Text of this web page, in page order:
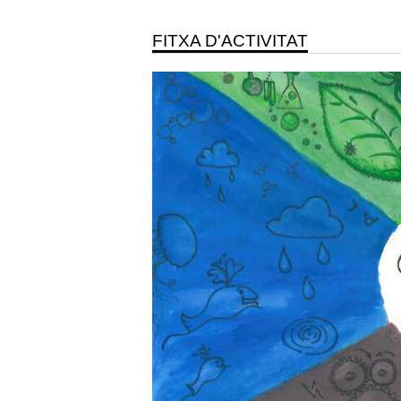
FITXA D'ACTIVITAT